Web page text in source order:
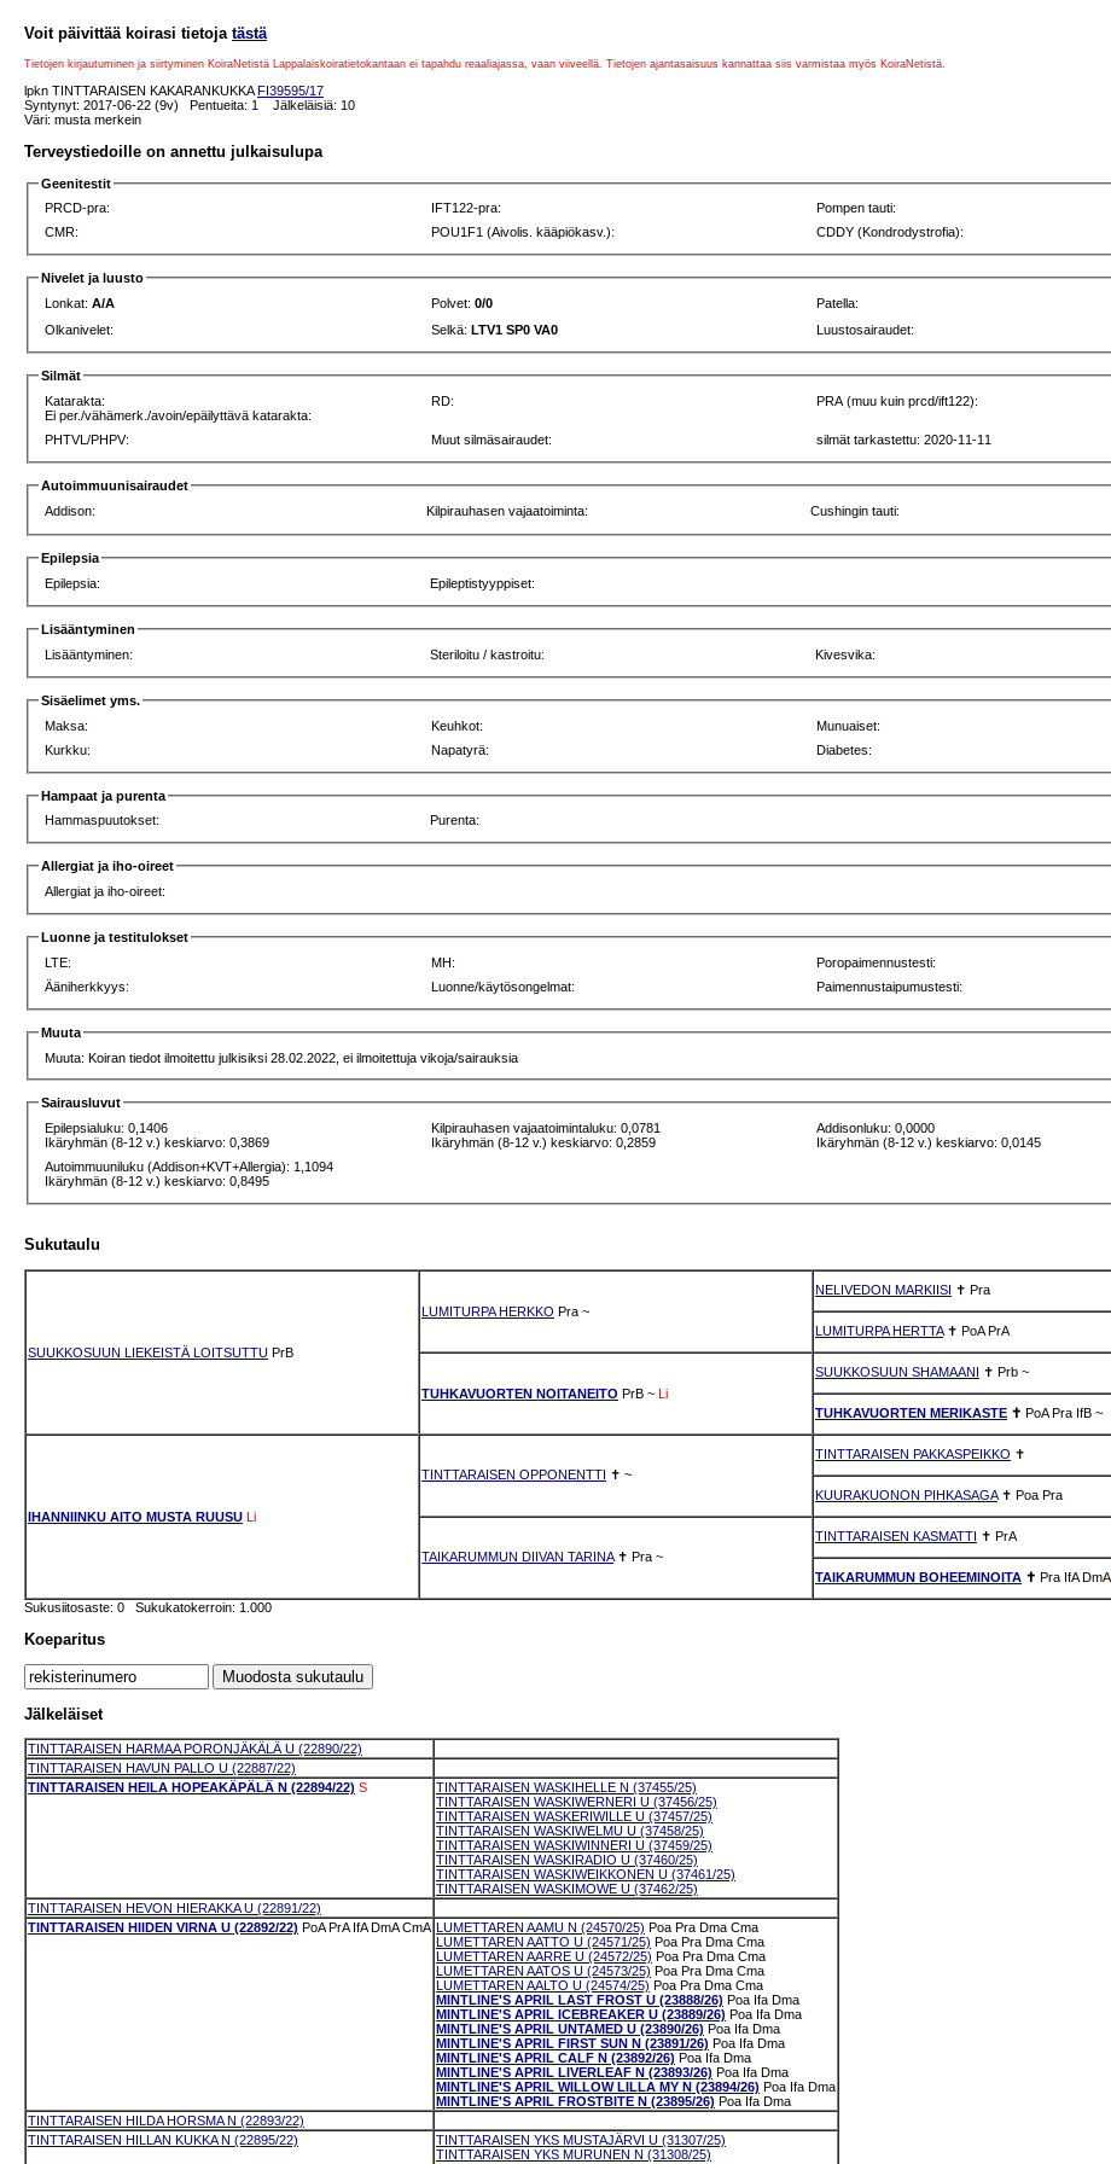
Voit päivittää koirasi tietoja tästä
Tietojen kirjautuminen ja siirtyminen KoiraNetistä Lappalaiskoiratietokantaan ei tapahdu reaaliajassa, vaan viiveellä. Tietojen ajantasaisuus kannattaa siis varmistaa myös KoiraNetistä.
lpkn TINTTARAISEN KAKARANKUKKAFI39595/17
Syntynyt: 2017-06-22 (9v) Pentueita: 1 Jälkeläisiä: 10
Väri: musta merkein
Terveystiedoille on annettu julkaisulupa
Geenitestit
PRCD-pra:
IFT122-pra: Pompen tauti:
CMR:
POU1F1 (Aivolis. kääpiökasv.): CDDY (Kondrodystrofia):
Nivelet ja luusto
Lonkat:A/A Polvet:0/0 Patella:
Olkanivelet:
Selkä:LTV1 SP0 VA0 Luustosairaudet:
Silmät
Katarakta:
Ei per./vähämerk./avoin/epäilyttävä katarakta:
RD: PRA (muu kuin prcd/ift122):
PHTVL/PHPV: Muut silmäsairaudet: silmät tarkastettu: 2020-11-11
Autoimmuunisairaudet
Addison:
Kilpirauhasen vajaatoiminta: Cushingin tauti:
Epilepsia
Epilepsia:
Epileptistyyppiset:
Lisääntyminen
Lisääntyminen:
Steriloitu / kastroitu: Kivesvika:
Sisäelimet yms.
Maksa:
Keuhkot: Munuaiset:
Kurkku:
Napatyrä: Diabetes:
Hampaat ja purenta
Hammaspuutokset:
Purenta:
Allergiat ja iho-oireet
Allergiat ja iho-oireet:
Luonne ja testitulokset
LTE:
MH: Poropaimennustesti:
Ääniherkkyys:
Luonne/käytösongelmat: Paimennustaipumustesti:
Muuta
Muuta: Koiran tiedot ilmoitettu julkisiksi 28.02.2022, ei ilmoitettuja vikoja/sairauksia
Sairausluvut
Epilepsialuku: 0,1406
Ikäryhmän (8-12 v.) keskiarvo: 0,3869
Kilpirauhasen vajaatoimintaluku: 0,0781
Ikäryhmän (8-12 v.) keskiarvo: 0,2859
Addisonluku: 0,0000
Ikäryhmän (8-12 v.) keskiarvo: 0,0145
Autoimmuuniluku (Addison+KVT+Allergia): 1,1094
Ikäryhmän (8-12 v.) keskiarvo: 0,8495
Sukutaulu
SUUKKOSUUN LIEKEISTÄ LOITSUTTU PrB
LUMITURPA HERKKO Pra ~
NELIVEDON MARKIISI ✝ Pra
LUMITURPA HERTTA✝ PoA PrA
TUHKAVUORTEN NOITANEITO PrB ~ Li
SUUKKOSUUN SHAMAANI ✝ Prb ~
TUHKAVUORTEN MERIKASTE ✝ PoA Pra IfB ~
IHANNIINKU AITO MUSTA RUUSU Li
TINTTARAISEN OPPONENTTI ✝ ~
TINTTARAISEN PAKKASPEIKKO ✝
KUURAKUONON PIHKASAGA✝ Poa Pra
TAIKARUMMUN DIIVAN TARINA✝ Pra ~
TINTTARAISEN KASMATTI ✝ PrA
TAIKARUMMUN BOHEEMINOITA ✝ Pra IfA DmA
Sukusiitosaste: 0 Sukukatokerroin: 1.000
Koeparitus
Jälkeläiset
TINTTARAISEN HARMAA PORONJÄKÄLÄ U (22890/22)
TINTTARAISEN HAVUN PALLO U (22887/22)
TINTTARAISEN HEILA HOPEAKÄPÄLÄ N (22894/22) S
TINTTARAISEN WASKIHELLE N (37455/25)
TINTTARAISEN WASKIWERNERI U (37456/25)
TINTTARAISEN WASKERIWILLE U (37457/25)
TINTTARAISEN WASKIWELMU U (37458/25)
TINTTARAISEN WASKIWINNERI U (37459/25)
TINTTARAISEN WASKIRADIO U (37460/25)
TINTTARAISEN WASKIWEIKKONEN U (37461/25)
TINTTARAISEN WASKIMOWE U (37462/25)
TINTTARAISEN HEVON HIERAKKA U (22891/22)
TINTTARAISEN HIIDEN VIRNA U (22892/22) PoA PrA IfA DmA CmA LUMETTAREN AAMU N (24570/25) Poa Pra Dma Cma
LUMETTAREN AATTO U (24571/25) Poa Pra Dma Cma
LUMETTAREN AARRE U (24572/25) Poa Pra Dma Cma
LUMETTAREN AATOS U (24573/25) Poa Pra Dma Cma
LUMETTAREN AALTO U (24574/25) Poa Pra Dma Cma
MINTLINE'S APRIL LAST FROST U (23888/26) Poa Ifa Dma
MINTLINE'S APRIL ICEBREAKER U (23889/26) Poa Ifa Dma
MINTLINE'S APRIL UNTAMED U (23890/26) Poa Ifa Dma
MINTLINE'S APRIL FIRST SUN N (23891/26) Poa Ifa Dma
MINTLINE'S APRIL CALF N (23892/26) Poa Ifa Dma
MINTLINE'S APRIL LIVERLEAF N (23893/26) Poa Ifa Dma
MINTLINE'S APRIL WILLOW LILLA MY N (23894/26) Poa Ifa Dma
MINTLINE'S APRIL FROSTBITE N (23895/26) Poa Ifa Dma
TINTTARAISEN HILDA HORSMA N (22893/22)
TINTTARAISEN HILLAN KUKKA N (22895/22)
TINTTARAISEN YKS MUSTAJÄRVI U (31307/25)
TINTTARAISEN YKS MURUNEN N (31308/25)